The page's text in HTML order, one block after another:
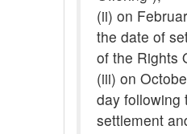
(ii) on
the date of
of the Rights
(iii) on
day following
settlement